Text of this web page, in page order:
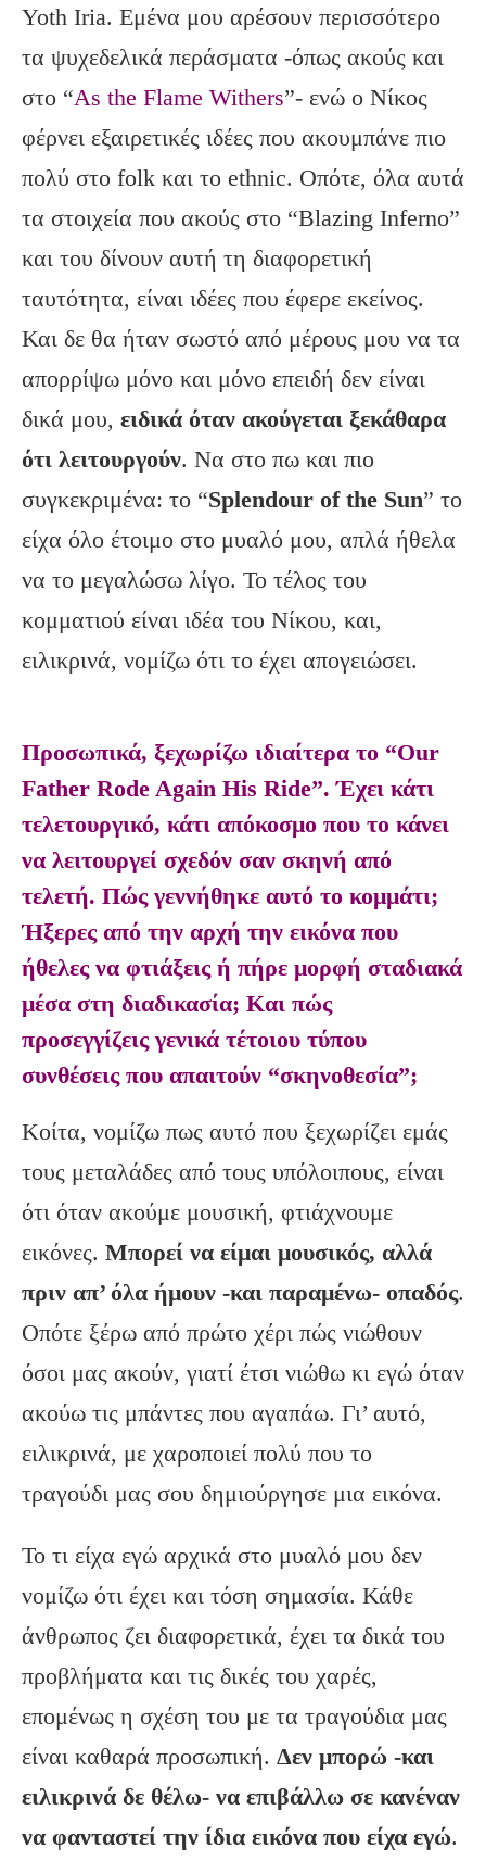
Yoth Iria. Εμένα μου αρέσουν περισσότερο
τα ψυχεδελικά περάσματα -όπως ακούς και
στο “As the Flame Withers”- ενώ ο Νίκος
φέρνει εξαιρετικές ιδέες που ακουμπάνε πιο
πολύ στο folk και το ethnic. Οπότε, όλα αυτά
τα στοιχεία που ακούς στο “Blazing Inferno”
και του δίνουν αυτή τη διαφορετική
ταυτότητα, είναι ιδέες που έφερε εκείνος.
Και δε θα ήταν σωστό από μέρους μου να τα
απορρίψω μόνο και μόνο επειδή δεν είναι
δικά μου, ειδικά όταν ακούγεται ξεκάθαρα
ότι λειτουργούν. Να στο πω και πιο
συγκεκριμένα: το “Splendour of the Sun” το
είχα όλο έτοιμο στο μυαλό μου, απλά ήθελα
να το μεγαλώσω λίγο. Το τέλος του
κομματιού είναι ιδέα του Νίκου, και,
ειλικρινά, νομίζω ότι το έχει απογειώσει.
Προσωπικά, ξεχωρίζω ιδιαίτερα το “Our
Father Rode Again His Ride”. Έχει κάτι
τελετουργικό, κάτι απόκοσμο που το κάνει
να λειτουργεί σχεδόν σαν σκηνή από
τελετή. Πώς γεννήθηκε αυτό το κομμάτι;
Ήξερες από την αρχή την εικόνα που
ήθελες να φτιάξεις ή πήρε μορφή σταδιακά
μέσα στη διαδικασία; Και πώς
προσεγγίζεις γενικά τέτοιου τύπου
συνθέσεις που απαιτούν “σκηνοθεσία”;
Κοίτα, νομίζω πως αυτό που ξεχωρίζει εμάς
τους μεταλάδες από τους υπόλοιπους, είναι
ότι όταν ακούμε μουσική, φτιάχνουμε
εικόνες. Μπορεί να είμαι μουσικός, αλλά
πριν απ’ όλα ήμουν -και παραμένω- οπαδός.
Οπότε ξέρω από πρώτο χέρι πώς νιώθουν
όσοι μας ακούν, γιατί έτσι νιώθω κι εγώ όταν
ακούω τις μπάντες που αγαπάω. Γι’ αυτό,
ειλικρινά, με χαροποιεί πολύ που το
τραγούδι μας σου δημιούργησε μια εικόνα.
Το τι είχα εγώ αρχικά στο μυαλό μου δεν
νομίζω ότι έχει και τόση σημασία. Κάθε
άνθρωπος ζει διαφορετικά, έχει τα δικά του
προβλήματα και τις δικές του χαρές,
επομένως η σχέση του με τα τραγούδια μας
είναι καθαρά προσωπική. Δεν μπορώ -και
ειλικρινά δε θέλω- να επιβάλλω σε κανέναν
να φανταστεί την ίδια εικόνα που είχα εγώ.